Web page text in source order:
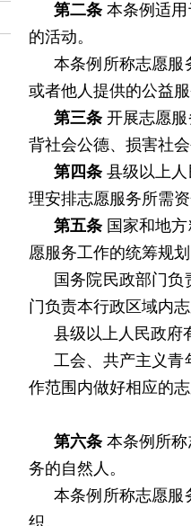
第二条 本条例适
的活动。
本条例所称志愿服
或者他人提供的公益
第三条 开展志愿
背社会公德、损害社
第四条 县级以上
理安排志愿服务所需
第五条 国家和地
愿服务工作的统筹规
国务院民政部门
门负责本行政区域内
县级以上人民政府
工会、共产主义青
作范围内做好相应的
第六条 本条例所
务的自然人。
本条例所称志愿服
织。